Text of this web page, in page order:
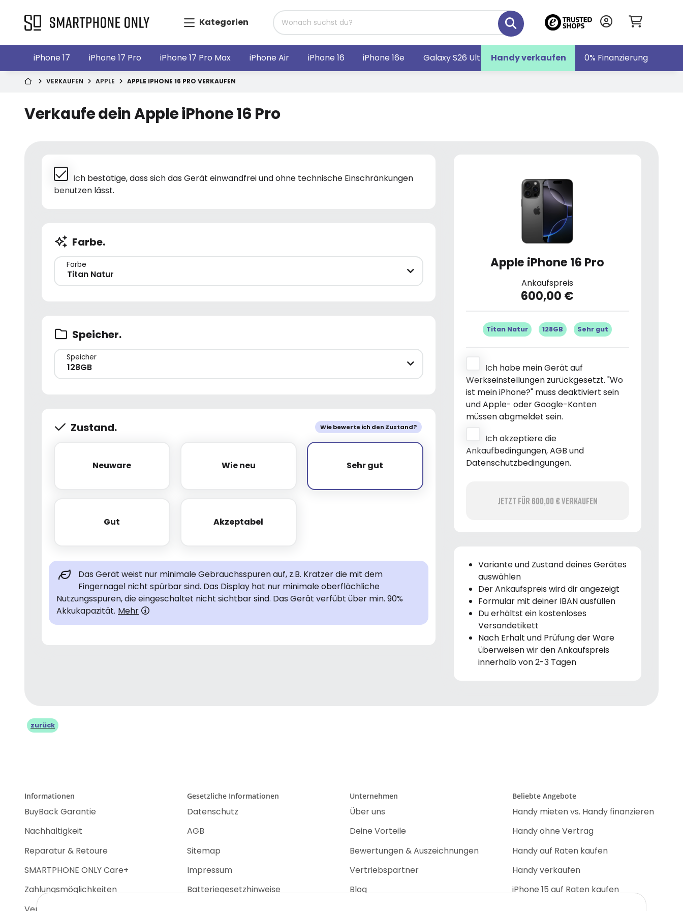
Kategorien
Handy verkaufen 0% Finanzierung
iPhone 17 iPhone 17 Pro iPhone 17 Pro Max iPhone Air iPhone 16 iPhone 16e Galaxy S26 Ultra Galaxy S26 Galaxy Z Fold7
VERKAUFEN APPLE APPLE IPHONE 16 PRO VERKAUFEN
Verkaufe dein Apple iPhone 16 Pro
Ich bestätige, dass sich das Gerät einwandfrei und ohne technische Einschränkungen
benutzen lässt.
Farbe.
Farbe
Titan Natur
Speicher.
Speicher
128GB
Wie bewerte ich den Zustand?
Zustand.
Neuware
Neuware Wie neu
Wie neu Sehr gut
Sehr gut
Gut
Gut Akzeptabel
Akzeptabel
Das Gerät weist nur minimale Gebrauchsspuren auf, z.B. Kratzer die mit dem
Fingernagel nicht spürbar sind. Das Display hat nur minimale oberflächliche
Nutzungsspuren, die eingeschaltet nicht sichtbar sind. Das Gerät verfübt über min. 90%
Akkukapazität. Mehr
Apple iPhone 16 Pro
Ankaufspreis
600,00 €
Titan Natur 128GB Sehr gut
Ich habe mein Gerät auf
Werkseinstellungen zurückgesetzt. "Wo
ist mein iPhone?" muss deaktiviert sein
und Apple- oder Google-Konten
müssen abgmeldet sein.
Ich akzeptiere die
Ankaufbedingungen, AGB und
Datenschutzbedingungen.
Jetzt für 600,00 € verkaufen
Variante und Zustand deines Gerätes
auswählen
Der Ankaufspreis wird dir angezeigt
Formular mit deiner IBAN ausfüllen
Du erhältst ein kostenloses
Versandetikett
Nach Erhalt und Prüfung der Ware
überweisen wir den Ankaufspreis
innerhalb von 2-3 Tagen
zurück
Informationen
BuyBack Garantie
Nachhaltigkeit
Reparatur & Retoure
SMARTPHONE ONLY Care+
Zahlungsmöglichkeiten
Gesetzliche Informationen
Datenschutz
AGB
Sitemap
Impressum
Batteriegesetzhinweise
Unternehmen
Über uns
Deine Vorteile
Bewertungen & Auszeichnungen
Vertriebspartner
Blog
Beliebte Angebote
Handy mieten vs. Handy finanzieren
Handy ohne Vertrag
Handy auf Raten kaufen
Handy verkaufen
iPhone 15 auf Raten kaufen